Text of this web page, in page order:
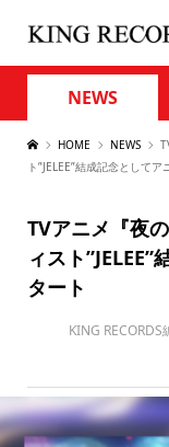
NEWS
HOME NEWS
ト”JELEE”結成記念として
TVアニメ『夜
ィスト
タート
KING RECORDS